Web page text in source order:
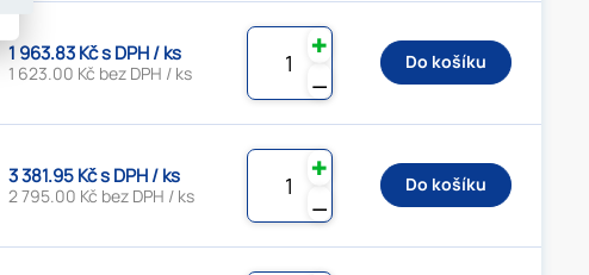
1 963.83 Kč s DPH / ks
1 623.00 Kč bez DPH / ks ⚊
✚
Do košíku
3 381.95 Kč s DPH / ks
2 795.00 Kč bez DPH / ks ⚊
✚
Do košíku